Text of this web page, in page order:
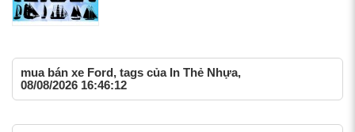
mua bán xe Ford, tags của In Thẻ Nhựa,
08/08/2026 16:46:12